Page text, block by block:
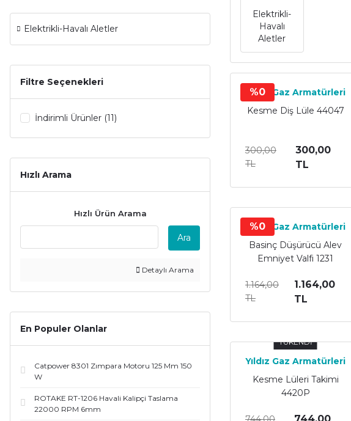
Elektrikli-Havalı Aletler
Filtre Seçenekleri
İndirimli Ürünler (11)
Hızlı Arama
Hızlı Ürün Arama
Ara
Detaylı Arama
En Populer Olanlar
Catpower 8301 Zımpara Motoru 125 Mm 150
W
ROTAKE RT-1206 Havali Kalipçi Taslama
22000 RPM 6mm
Elektrikli-
Havalı
Aletler
%0
Yıldız Gaz Armatürleri
Kesme Diş Lüle 44047
300,00
TL
300,00
TL
%0
Yıldız Gaz Armatürleri
Basinç Düşürücü Alev
Emniyet Valfi 1231
1.164,00
TL
1.164,00
TL
TÜKENDİ
Yıldız Gaz Armatürleri
Kesme Lüleri Takimi
4420P